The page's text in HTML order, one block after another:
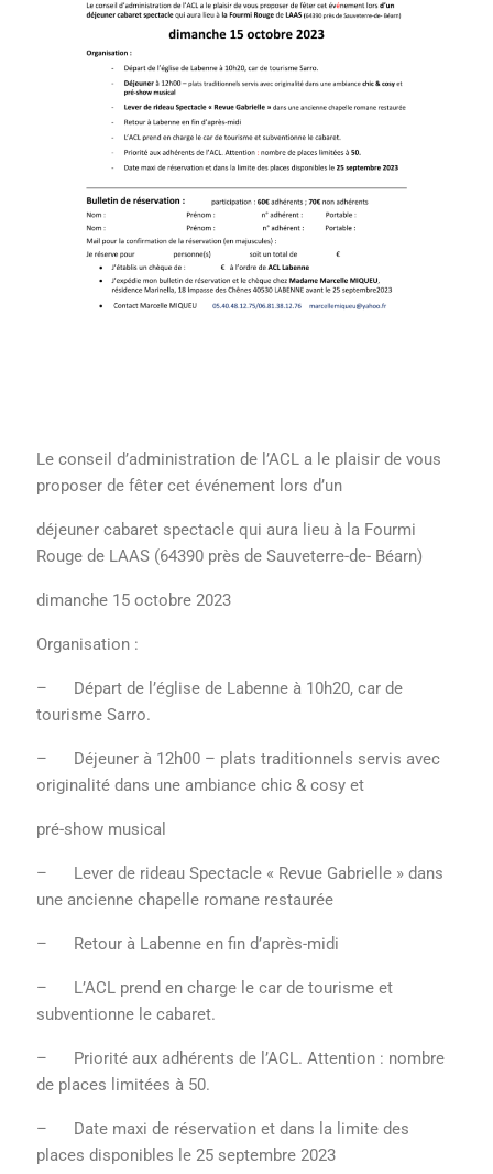
Le conseil d’administration de l’ACL a le plaisir de vous
proposer de fêter cet événement lors d’un
déjeuner cabaret spectacle qui aura lieu à la Fourmi
Rouge de LAAS (64390 près de Sauveterre-de- Béarn)
dimanche 15 octobre 2023
Organisation :
– Départ de l’église de Labenne à 10h20, car de
tourisme Sarro.
– Déjeuner à 12h00 – plats traditionnels servis avec
originalité dans une ambiance chic & cosy et
pré-show musical
– Lever de rideau Spectacle « Revue Gabrielle » dans
une ancienne chapelle romane restaurée
– Retour à Labenne en fin d’après-midi
– L’ACL prend en charge le car de tourisme et
subventionne le cabaret.
– Priorité aux adhérents de l’ACL. Attention : nombre
de places limitées à 50.
– Date maxi de réservation et dans la limite des
places disponibles le 25 septembre 2023